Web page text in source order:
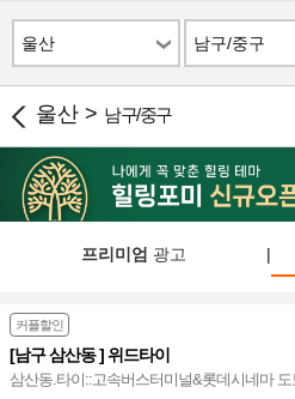
울산 남구/중구
울산 > 남구/중구
프리미엄 광고 |
커플할인
[남구 삼산동 ] 위드타이
삼산동.타이::고속버스터미널&롯데시네마